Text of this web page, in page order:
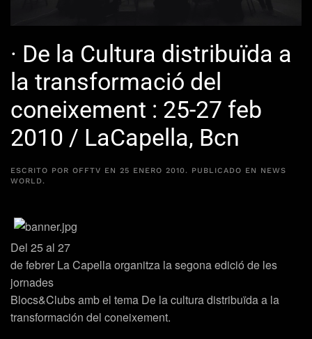
· De la Cultura distribuïda a
la transformació del
coneixement : 25-27 feb
2010 / LaCapella, Bcn
ESCRITO POR OFFTV EN 25 ENERO 2010. PUBLICADO EN NEWS
WORLD.
Del 25 al 27
de febrer La Capella organitza la segona edició de les
jornades
Blocs&Clubs amb el tema De la cultura distribuïda a la
transformación del coneixement.